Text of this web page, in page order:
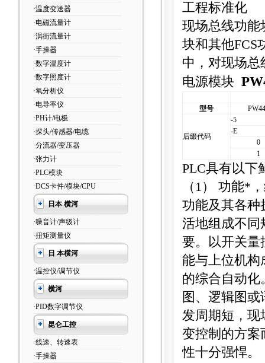
·温度变送器
·电磁流量计
·涡街流量计
·手操器
·数字温度计
·数字照度计
·氧分析仪
·电导率仪
·PH计/电极
·探头/传感器/电缆
·分流器/变压器
·张力计
·PLC模块
·DCS卡件/模块/CPU
日本 横河
·噪音计/声级计
·扭矩测量仪
日 本横河
·温控仪/调节仪
横河
·PID数字调节仪
昆仑工控
·线速、转速表
·手操器
工程标准化
现场总线功能
块和其他FCS
中，对现场总
电源模块
型号
后缀代码
-5
-E
0
1
PLC具有以下
（ 1）
功能*
功能及其各种
活地组成不同
要。以开关量
能与上位机构
的综合自动化
图、逻辑图
发周期短，现
变控制的方案
性十分强悍。